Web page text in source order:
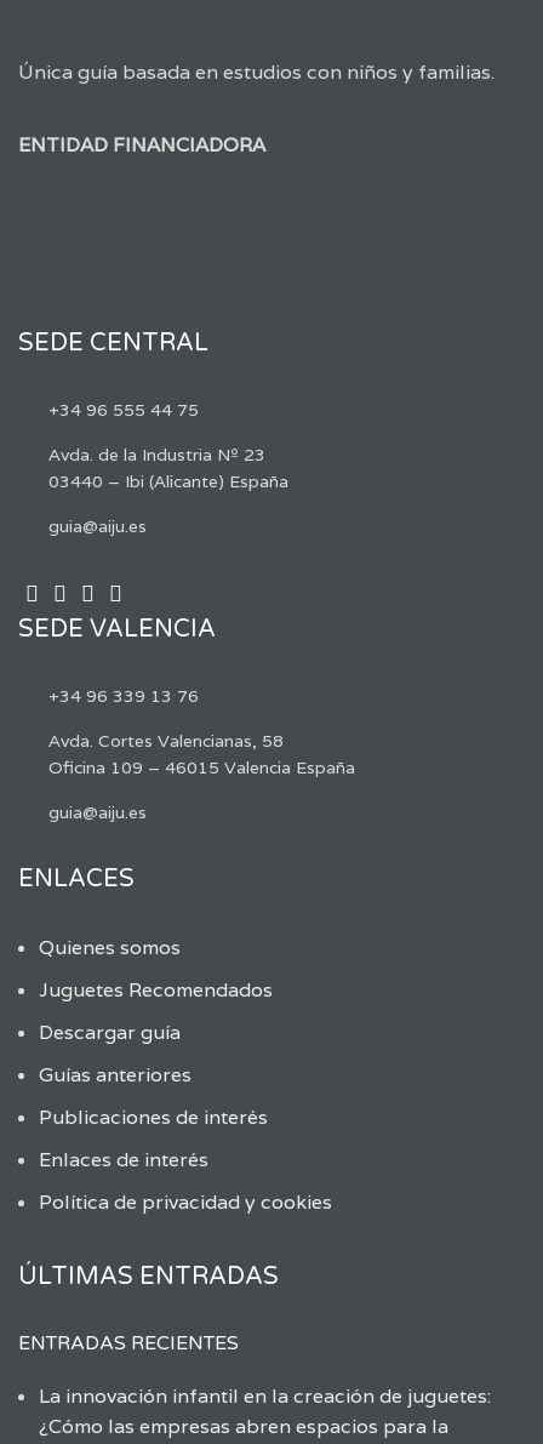
Única guía basada en estudios con niños y familias.
ENTIDAD FINANCIADORA
SEDE CENTRAL
+34 96 555 44 75
Avda. de la Industria Nº 23
03440 – Ibi (Alicante) España
guia@aiju.es
SEDE VALENCIA
+34 96 339 13 76
Avda. Cortes Valencianas, 58
Oficina 109 – 46015 Valencia España
guia@aiju.es
ENLACES
Quienes somos
Juguetes Recomendados
Descargar guía
Guías anteriores
Publicaciones de interés
Enlaces de interés
Política de privacidad y cookies
ÚLTIMAS ENTRADAS
ENTRADAS RECIENTES
La innovación infantil en la creación de juguetes:
¿Cómo las empresas abren espacios para la